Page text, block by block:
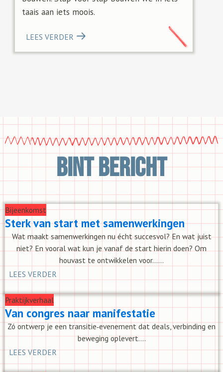
taais aan iets moois.
LEES VERDER
Bint Bericht
Bijeenkomst
Sterk van start met samenwerkingen
Wat maakt samenwerkingen nu écht succesvol? En wat juist
niet? En vooral wat kun je vanaf de start hierin doen? Om
houvast te ontwikkelen voor......
LEES VERDER
Praktijkverhaal
Van congres naar manifestatie
Zó ontwerp je een transitie‑evenement dat deals, verbinding en
beweging oplevert....
LEES VERDER